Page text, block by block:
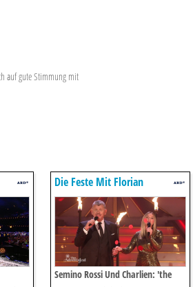
auf gute Stimmung mit
Die Feste Mit Florian
Silbereisen
Semino Rossi Und Charlien: 'the